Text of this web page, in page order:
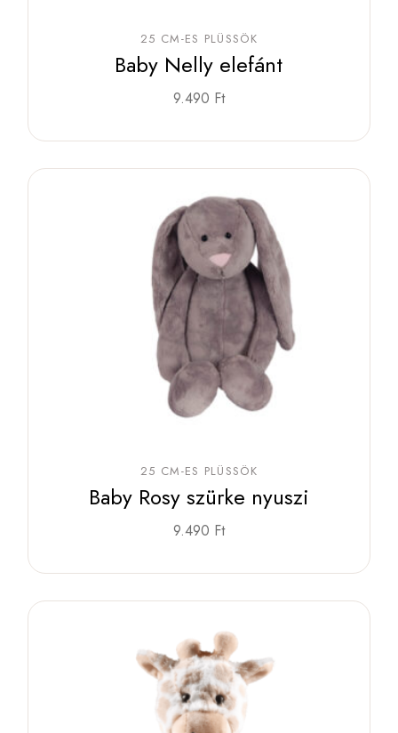
25 CM-ES PLÜSSÖK
Baby Nelly elefánt
9.490 Ft
25 CM-ES PLÜSSÖK
Baby Rosy szürke nyuszi
9.490 Ft